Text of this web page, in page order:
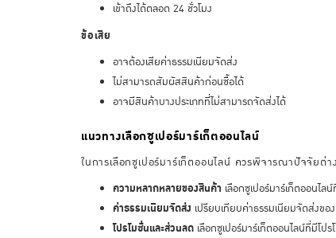
เข้าถึงได้ตลอด 24 ชั่วโมง
ข้อเสีย
อาจต้องเสียค่าธรรมเนียมจัดส่ง
ไม่สามารถสัมผัสสินค้าก่อนซื้อได้
อาจมีสินค้าบางประเภทที่ไม่สามารถจัดส่งได้
แนวทางเลือกซูเปอร์มาร์เก็ตออนไลน์
ในการเลือกซูเปอร์มาร์เก็ตออนไลน์ ควรพิจารณาปัจจัยต่
ความหลากหลายของสินค้า เลือกซูเปอร์มาร์เก็ตออนไ
ค่าธรรมเนียมจัดส่ง เปรียบเทียบค่าธรรมเนียมจัดส่งข
โปรโมชั่นและส่วนลด เลือกซูเปอร์มาร์เก็ตออนไลน์ที่มีโป